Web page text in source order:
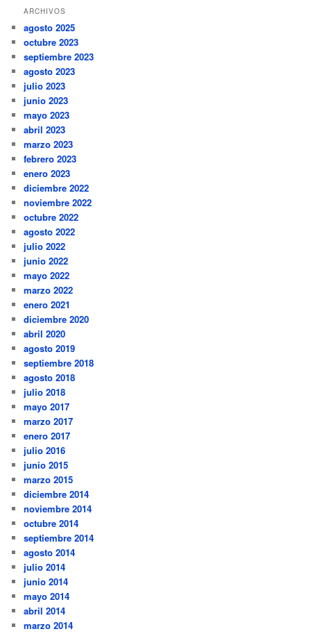
ARCHIVOS
agosto 2025
octubre 2023
septiembre 2023
agosto 2023
julio 2023
junio 2023
mayo 2023
abril 2023
marzo 2023
febrero 2023
enero 2023
diciembre 2022
noviembre 2022
octubre 2022
agosto 2022
julio 2022
junio 2022
mayo 2022
marzo 2022
enero 2021
diciembre 2020
abril 2020
agosto 2019
septiembre 2018
agosto 2018
julio 2018
mayo 2017
marzo 2017
enero 2017
julio 2016
junio 2015
marzo 2015
diciembre 2014
noviembre 2014
octubre 2014
septiembre 2014
agosto 2014
julio 2014
junio 2014
mayo 2014
abril 2014
marzo 2014